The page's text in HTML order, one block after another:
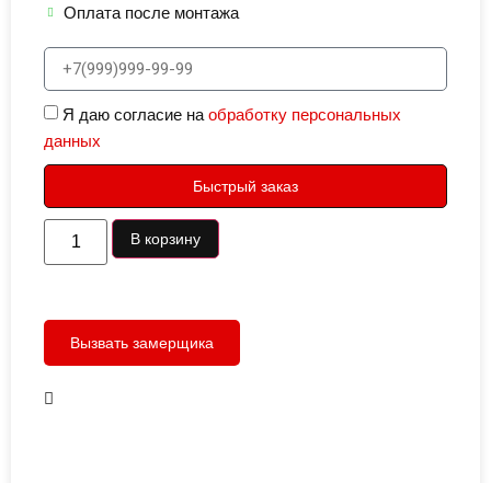
Оплата после монтажа
Я даю согласие наобработку персональных
данных
Быстрый заказ
В корзину
Вызвать замерщика